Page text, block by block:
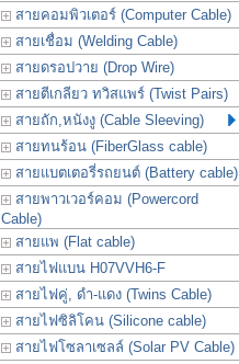
สายคอมพิวเตอร์ (Computer Cable)
สายเชื่อม (Welding Cable)
สายดรอปวาย (Drop Wire)
สายตีเกลียว ทวิสแพร์ (Twist Pairs)
สายถัก,หนังงู (Cable Sleeving)
สายทนร้อน (FiberGlass cable)
สายแบตเตอรี่รถยนต์ (Battery cable)
สายพาวเวอร์คอม (Powercord
Cable)
สายแพ (Flat cable)
สายไฟแบน H07VVH6-F
สายไฟคู่, ดำ-แดง (Twins Cable)
สายไฟซิลิโคน (Silicone cable)
สายไฟโซลาเซลล์ (Solar PV Cable)